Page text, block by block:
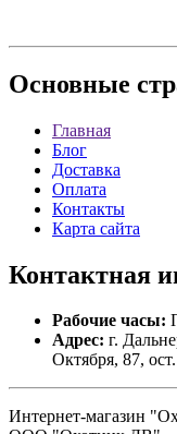
Основные
Главная
Блог
Доставка
Оплата
Контакты
Карта сайта
Контактная
Рабочие часы:
Адрес: г.
Октября, 87,
Интернет-магазин